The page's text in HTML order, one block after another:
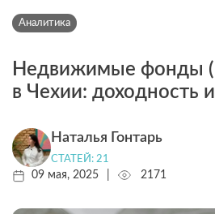
Аналитика
Недвижимые фонды
в Чехии: доходность
Наталья Гонтарь
СТАТЕЙ: 21
09 мая, 2025 2171